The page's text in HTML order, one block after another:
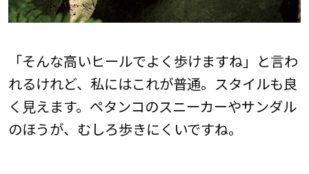
「そんな高いヒールでよく歩けますね」と言わ
れるけれど、私にはこれが普通。スタイルも良
く見えます。ペタンコのスニーカーやサンダル
のほうが、むしろ歩きにくいですね。